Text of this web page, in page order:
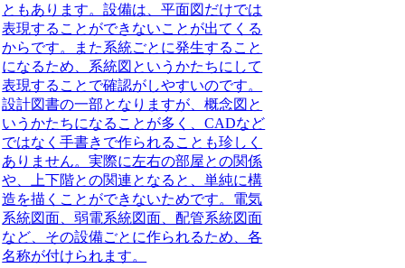
ともあります。設備は、平面図だけでは
表現することができないことが出てくる
からです。また系統ごとに発生すること
になるため、系統図というかたちにして
表現することで確認がしやすいのです。
設計図書の一部となりますが、概念図と
いうかたちになることが多く、CADなど
ではなく手書きで作られることも珍しく
ありません。実際に左右の部屋との関係
や、上下階との関連となると、単純に構
造を描くことができないためです。電気
系統図面、弱電系統図面、配管系統図面
など、その設備ごとに作られるため、各
名称が付けられます。